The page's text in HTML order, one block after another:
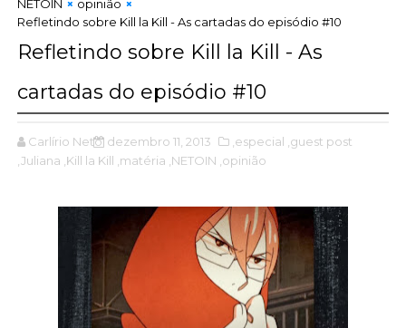
NETOIN
opinião
Refletindo sobre Kill la Kill - As cartadas do episódio #10
Refletindo sobre Kill la Kill - As
cartadas do episódio #10
Carlírio Neto dezembro 11, 2013 ,especial ,guest post
,Juliana ,Kill la Kill ,matéria ,NETOIN ,opinião